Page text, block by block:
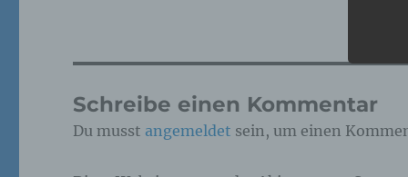
Schreibe einen Kommentar
Du musst angemeldet sein, um einen